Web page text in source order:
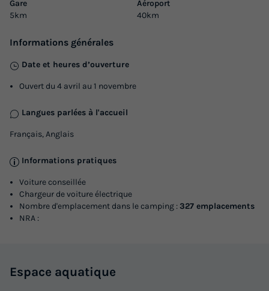
Signature clim
Adultes
8
Chambres
3
Climatisation Cafetière Réfrigérateur
clim
du 22/10/2026 au
Meilleur prix pour 7 nuits
Modifier les dates
Gare
5km
Aéroport
40km
Informations générales
Date et heures d’ouverture
Ouvert du 4 avril au 1 novembre
Langues parlées à l'accueil
Français, Anglais
Informations pratiques
Voiture conseillée
Chargeur de voiture électrique
Nombre d'emplacement dans le camping :327 emplacements
NRA :
Espace aquatique